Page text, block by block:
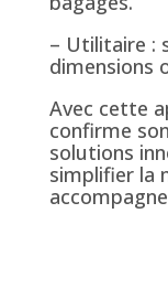
– Utilitaire :
dimensions
Avec cette
confirme
solutions
simplifier la